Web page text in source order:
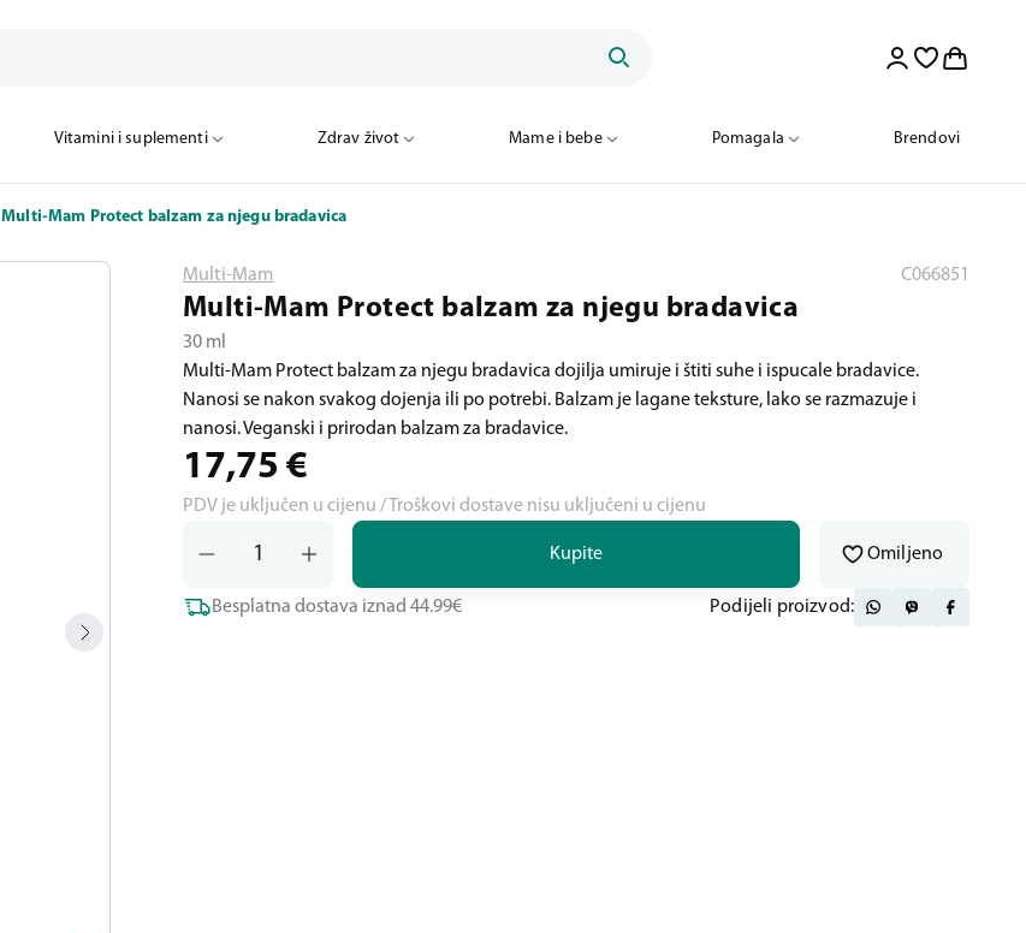
Vitamini i suplementi Zdrav život Mame i bebe Pomagala Brendovi
Multi-Mam Protect balzam za njegu bradavica
Multi-Mam C066851
Multi-Mam Protect balzam za njegu bradavica
30 ml
Multi-Mam Protect balzam za njegu bradavica dojilja umiruje i štiti suhe i ispucale bradavice.
Nanosi se nakon svakog dojenja ili po potrebi. Balzam je lagane teksture, lako se razmazuje i
nanosi. Veganski i prirodan balzam za bradavice.
17,75 €
PDV je uključen u cijenu / Troškovi dostave nisu uključeni u cijenu
Kupite Omiljeno
Besplatna dostava iznad 44.99€ Podijeli proizvod: